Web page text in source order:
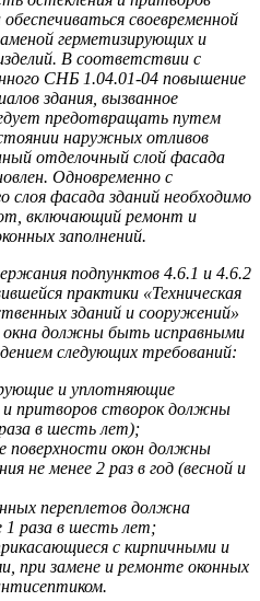
своевременной
герметизирующих и
В соответствии с
СНБ 1.04.01-04 повышение
здания, вызванное
предотвращать путем
наружных отливов
отделочный слой фасада
Одновременно с
слоя фасада зданий необходимо
включающий ремонт и
заполнений.
подпунктов 4.6.1 и 4.6.2
практики «Техническая
зданий и сооружений»
должны быть исправными
следующих требований:
и уплотняющие
притворов створок должны
в шесть лет);
поверхности окон должны
не менее 2 раз в год (весной и
переплетов должна
1 раза в шесть лет;
с кирпичными и
при замене и ремонте оконных